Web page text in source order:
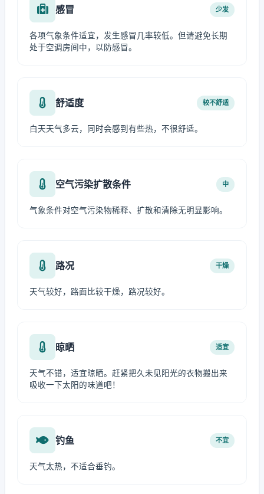
感冒 少发
各项气象条件适宜，发生感冒几率较低。但请避免长期
处于空调房间中，以防感冒。
舒适度 较不舒适
白天天气多云，同时会感到有些热，不很舒适。
空气污染扩散条件 中
气象条件对空气污染物稀释、扩散和清除无明显影响。
路况 干燥
天气较好，路面比较干燥，路况较好。
晾晒 适宜
天气不错，适宜晾晒。赶紧把久未见阳光的衣物搬出来
吸收一下太阳的味道吧！
钓鱼 不宜
天气太热，不适合垂钓。